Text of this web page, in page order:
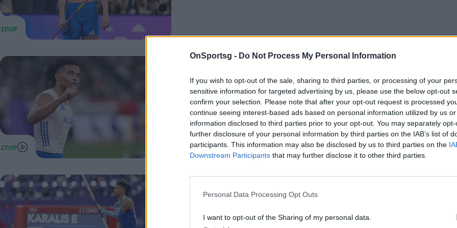
OnSportsg - Do Not Process My Personal Information
If you wish to opt-out of the sale, sharing to third parties, or processing of your
sensitive information for targeted advertising by us, please use the below opt-out
confirm your selection. Please note that after your opt-out request is processed
continue seeing interest-based ads based on personal information utilized by us
information disclosed to third parties prior to your opt-out. You may separately
further disclosure of your personal information by third parties on the IAB’s list of
participants. This information may also be disclosed by us to third parties on the
Downstream Participants that may further disclose it to other third parties.
Personal Data Processing Opt Outs
I want to opt-out of the Sharing of my personal data.
League της Σανγκάης
Έβδομος κατετάγη ο Εμμανουήλ Καραλής στο ντεμπούτο του
ανοιχτό στίβο και το Diamond League της Σανγκάης,
εμπόδιο των 5.70.
16 Μαΐου 2026 15:00
Εμμανουήλ Καραλής: Δεύτερος στο Diamond
Εμμανουήλ Καραλής: Τη δεύτερη θέση στον τελικό του Diamond